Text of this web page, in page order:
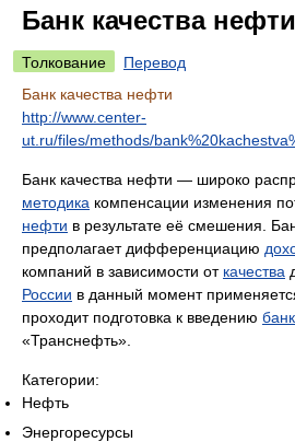
Банк качества нефти
Толкование
Перевод
Банк качества нефти
http://www.center-
ut.ru/files/methods/
Банк качества нефти — широко
методика компенсации изменения
нефти в результате её смешения.
предполагает дифференциацию
компаний в зависимости от качества
России в данный момент
проходит подготовка к введению
«Транснефть».
Категории:
Нефть
Энергоресурсы